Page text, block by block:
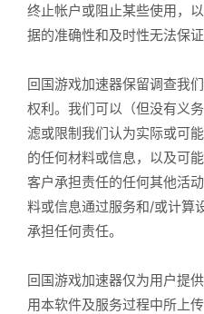
终止帐户或阻止某些使用，
据的准确性和及时性无法保
回国游戏加速器保留调查我
权利。我们可以（但没有义
滤或限制我们认为实际或可
的任何材料或信息，以及可
客户承担责任的任何其他活
料或信息通过服务和/或计算
承担任何责任。
回国游戏加速器仅为用户提
用本软件及服务过程中所上